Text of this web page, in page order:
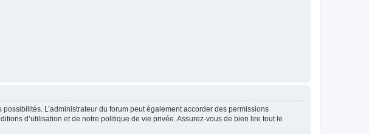
L’administrateur du forum peut également accorder des permissions
d’utilisation et de notre politique de vie privée. Assurez-vous de bien lire tout le